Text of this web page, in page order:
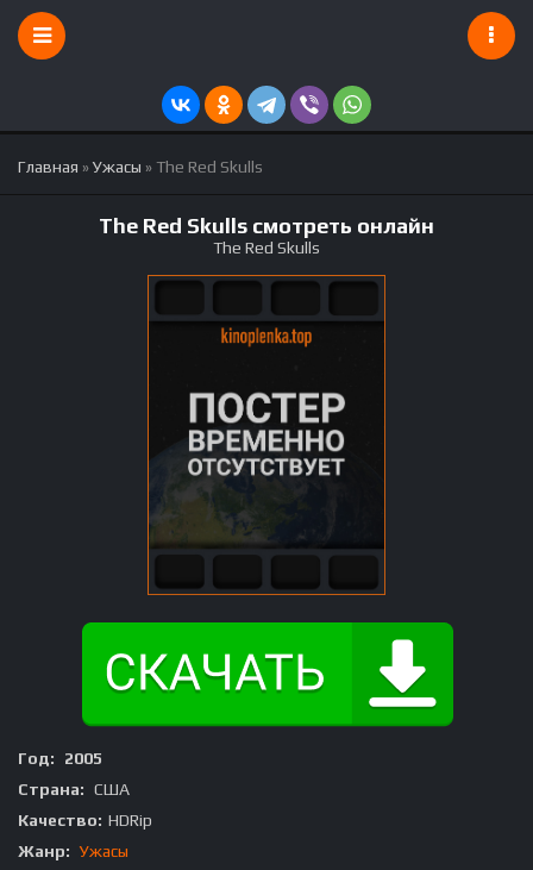
Главная »Ужасы » The Red Skulls
The Red Skulls смотреть онлайн
The Red Skulls
Год:
2005
Страна: США
Качество: HDRip
Жанр: Ужасы